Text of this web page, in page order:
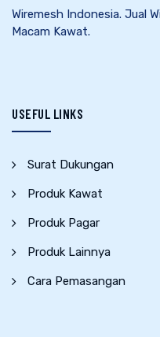
Wiremesh Indonesia. Jual
Macam Kawat.
USEFUL LINKS
Surat Dukungan
Produk Kawat
Produk Pagar
Produk Lainnya
Cara Pemasangan